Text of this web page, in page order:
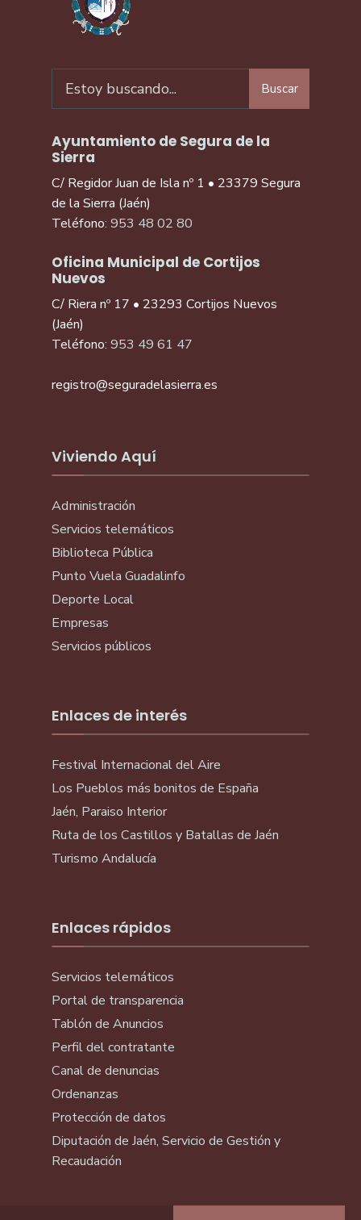
Buscar
Ayuntamiento de Segura de la
Sierra
C/ Regidor Juan de Isla nº 1 • 23379 Segura
de la Sierra (Jaén)
Teléfono: 953 48 02 80
Oficina Municipal de Cortijos
Nuevos
C/ Riera nº 17 • 23293 Cortijos Nuevos
(Jaén)
Teléfono: 953 49 61 47
registro@seguradelasierra.es
Viviendo Aquí
Administración
Servicios telemáticos
Biblioteca Pública
Punto Vuela Guadalinfo
Deporte Local
Empresas
Servicios públicos
Enlaces de interés
Festival Internacional del Aire
Los Pueblos más bonitos de España
Jaén, Paraiso Interior
Ruta de los Castillos y Batallas de Jaén
Turismo Andalucía
Enlaces rápidos
Servicios telemáticos
Portal de transparencia
Tablón de Anuncios
Perfil del contratante
Canal de denuncias
Ordenanzas
Protección de datos
Diputación de Jaén, Servicio de Gestión y
Recaudación